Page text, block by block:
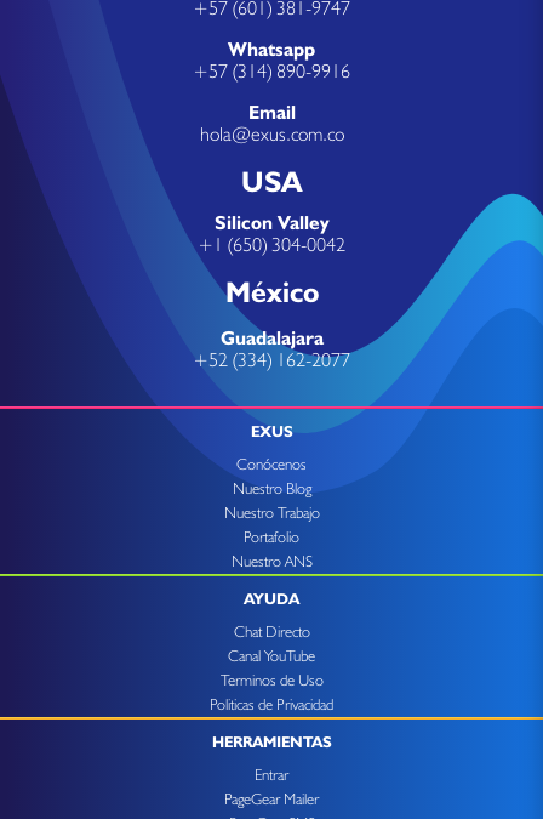
+57 (601) 381-9747
Whatsapp
+57 (314) 890-9916
Email
hola@exus.com.co
USA
Silicon Valley
+1 (650) 304-0042
México
Guadalajara
+52 (334) 162-2077
EXUS
Conócenos
Nuestro Blog
Nuestro Trabajo
Portafolio
Nuestro ANS
AYUDA
Chat Directo
Canal YouTube
Terminos de Uso
Politicas de Privacidad
HERRAMIENTAS
Entrar
PageGear Mailer